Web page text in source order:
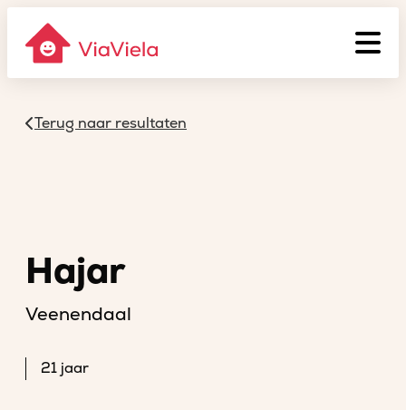
Terug naar resultaten
Hajar
Veenendaal
21 jaar